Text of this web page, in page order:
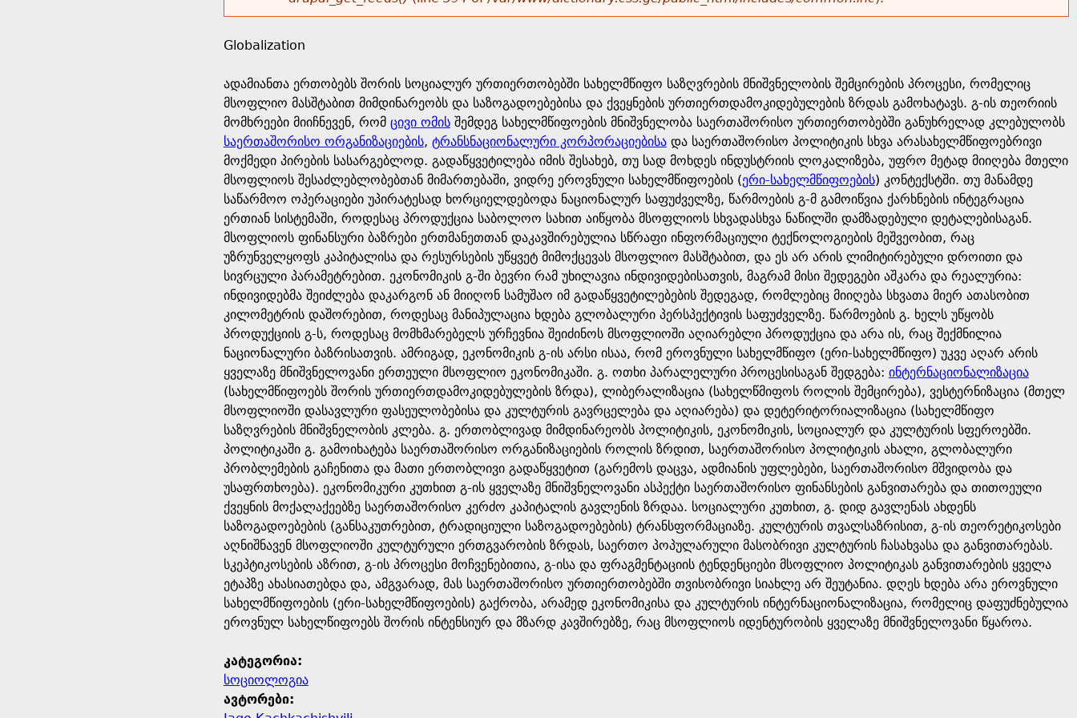
r
s
e
h
e
r
e
o
r
m
e
s
s
a
g
e
Globalization
ადამიანთა ერთობებს შორის სოციალურ ურთიერთობებში სახელმწიფო საზღვრების მნიშვნელობის შემცირების პროცესი, რომელიც
მსოფლიო მასშტაბით მიმდინარეობს და საზოგადოებებისა და ქვეყნების ურთიერთდამოკიდებულების ზრდას გამოხატავს. გ-ის თეორიის
მომხრეები მიიჩნევენ, რომ ცივი ომისშემდეგ სახელმწიფოების მნიშვნელობა საერთაშორისო ურთიერთობებში განუხრელად კლებულობს
საერთაშორისო ორგანიზაციების, ტრანსნაციონალური კორპორაციებისადა საერთაშორისო პოლიტიკის სხვა არასახელმწიფოებრივი
მოქმედი პირების სასარგებლოდ. გადაწყვეტილება იმის შესახებ, თუ სად მოხდეს ინდუსტრიის ლოკალიზება, უფრო მეტად მიიღება მთელი
მსოფლიოს შესაძლებლობებთან მიმართებაში, ვიდრე ეროვნული სახელმწიფოების (ერი-სახელმწიფოების) კონტექსტში. თუ მანამდე
საწარმოო ოპერაციები უპირატესად ხორციელდებოდა ნაციონალურ საფუძველზე, წარმოების გ-მ გამოიწვია ქარხნების ინტეგრაცია
ერთიან სისტემაში, როდესაც პროდუქცია საბოლოო სახით აიწყობა მსოფლიოს სხვადასხვა ნაწილში დამზადებული დეტალებისაგან.
მსოფლიოს ფინანსური ბაზრები ერთმანეთთან დაკავშირებულია სწრაფი ინფორმაციული ტექნოლოგიების მეშვეობით, რაც
უზრუნველყოფს კაპიტალისა და რესურსების უწყვეტ მიმოქცევას მსოფლიო მასშტაბით, და ეს არ არის ლიმიტირებული დროითი და
სივრცული პარამეტრებით. ეკონომიკის გ-ში ბევრი რამ უხილავია ინდივიდებისათვის, მაგრამ მისი შედეგები აშკარა და რეალურია:
ინდივიდებმა შეიძლება დაკარგონ ან მიიღონ სამუშაო იმ გადაწყვეტილებების შედეგად, რომლებიც მიიღება სხვათა მიერ ათასობით
კილომეტრის დაშორებით, როდესაც მანიპულაცია ხდება გლობალური პერსპექტივის საფუძველზე. წარმოების გ. ხელს უწყობს
პროდუქციის გ-ს, როდესაც მომხმარებელს ურჩევნია შეიძინოს მსოფლიოში აღიარებლი პროდუქცია და არა ის, რაც შექმნილია
ნაციონალური ბაზრისათვის. ამრიგად, ეკონომიკის გ-ის არსი ისაა, რომ ეროვნული სახელმწიფო (ერი-სახელმწიფო) უკვე აღარ არის
ყველაზე მნიშვნელოვანი ერთეული მსოფლიო ეკონომიკაში. გ. ოთხი პარალელური პროცესისაგან შედგება: ინტერნაციონალიზაცია
(სახელმწიფოებს შორის ურთიერთდამოკიდებულების ზრდა), ლიბერალიზაცია (სახელწმიფოს როლის შემცირება), ვესტერნიზაცია (მთელ
მსოფლიოში დასავლური ფასეულობებისა და კულტურის გავრცელება და აღიარება) და დეტერიტორიალიზაცია (სახელმწიფო
საზღვრების მნიშვნელობის კლება. გ. ერთობლივად მიმდინარეობს პოლიტიკის, ეკონომიკის, სოციალურ და კულტურის სფეროებში.
პოლიტიკაში გ. გამოიხატება საერთაშორისო ორგანიზაციების როლის ზრდით, საერთაშორისო პოლიტიკის ახალი, გლობალური
პრობლემების გაჩენითა და მათი ერთობლივი გადაწყვეტით (გარემოს დაცვა, ადმიანის უფლებები, საერთაშორისო მშვიდობა და
უსაფრთხოება). ეკონომიკური კუთხით გ-ის ყველაზე მნიშვნელოვანი ასპექტი საერთაშორისო ფინანსების განვითარება და თითოეული
ქვეყნის მოქალაქეებზე საერთაშორისო კერძო კაპიტალის გავლენის ზრდაა. სოციალური კუთხით, გ. დიდ გავლენას ახდენს
საზოგადოებების (განსაკუთრებით, ტრადიციული საზოგადოებების) ტრანსფორმაციაზე. კულტურის თვალსაზრისით, გ-ის თეორეტიკოსები
აღნიშნავენ მსოფლიოში კულტურული ერთგვარობის ზრდას, საერთო პოპულარული მასობრივი კულტურის ჩასახვასა და განვითარებას.
სკეპტიკოსების აზრით, გ-ის პროცესი მოჩვენებითია, გ-ისა და ფრაგმენტაციის ტენდენციები მსოფლიო პოლიტიკას განვითარების ყველა
ეტაპზე ახასიათებდა და, ამგვარად, მას საერთაშორისო ურთიერთობებში თვისობრივი სიახლე არ შეუტანია. დღეს ხდება არა ეროვნული
სახელმწიფოების (ერი-სახელმწიფოების) გაქრობა, არამედ ეკონომიკისა და კულტურის ინტერნაციონალიზაცია, რომელიც დაფუძნებულია
ეროვნულ სახელწიფოებს შორის ინტენსიურ და მზარდ კავშირებზე, რაც მსოფლიოს იდენტურობის ყველაზე მნიშვნელოვანი წყაროა.
კატეგორია:
სოციოლოგია
ავტორები: